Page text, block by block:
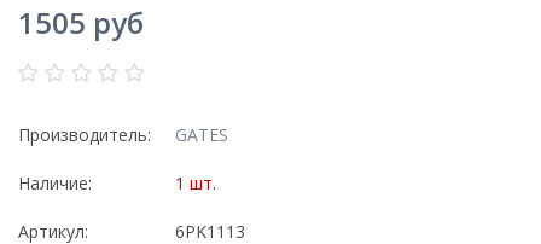
1505 руб
Производитель: GATES
Наличие: 1 шт.
Артикул: 6PK1113